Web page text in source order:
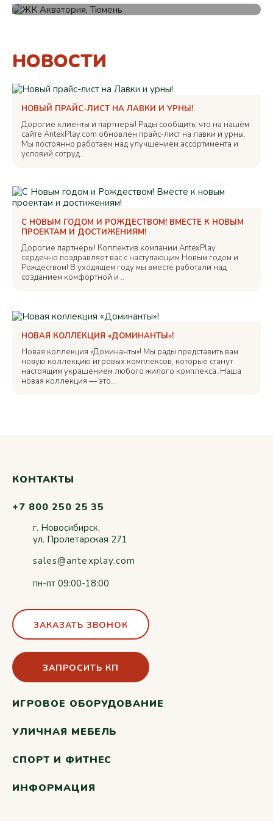
НОВОСТИ
НОВЫЙ ПРАЙС-ЛИСТ НА ЛАВКИ И УРНЫ!
Дорогие клиенты и партнеры! Рады сообщить, что на нашем
сайте AntexPlay.com обновлен прайс-лист на лавки и урны.
Мы постоянно работаем над улучшением ассортимента и
условий сотруд..
С НОВЫМ ГОДОМ И РОЖДЕСТВОМ! ВМЕСТЕ К НОВЫМ
ПРОЕКТАМ И ДОСТИЖЕНИЯМ!
Дорогие партнеры! Коллектив компании AntexPlay
сердечно поздравляет вас с наступающим Новым годом и
Рождеством! В уходящем году мы вместе работали над
созданием комфортной и ..
НОВАЯ КОЛЛЕКЦИЯ «ДОМИНАНТЫ»!
Новая коллекция «Доминанты»! Мы рады представить вам
новую коллекцию игровых комплексов, которые станут
настоящим украшением любого жилого комплекса. Наша
новая коллекция — это..
КОНТАКТЫ
+7 800 250 25 35
г. Новосибирск,
ул. Пролетарская 271
sales@antexplay.com
пн-пт 09:00-18:00
ЗАКАЗАТЬ ЗВОНОК
ЗАПРОСИТЬ КП
ИГРОВОЕ ОБОРУДОВАНИЕ
УЛИЧНАЯ МЕБЕЛЬ
СПОРТ И ФИТНЕС
ИНФОРМАЦИЯ